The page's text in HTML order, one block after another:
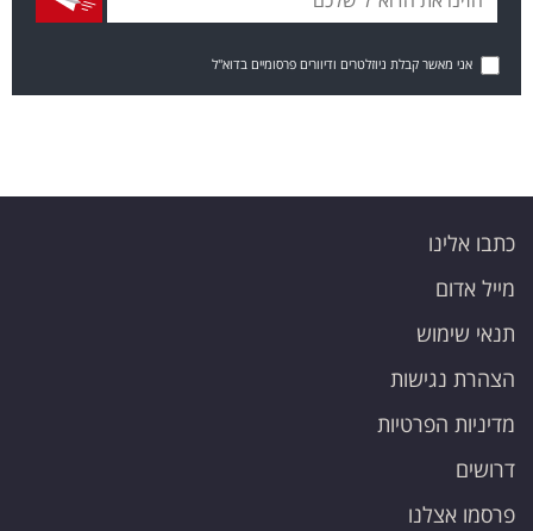
אני מאשר קבלת ניוזלטרים ודיוורים פרסומיים בדוא"ל
כתבו אלינו
מייל אדום
תנאי שימוש
הצהרת נגישות
מדיניות הפרטיות
דרושים
פרסמו אצלנו